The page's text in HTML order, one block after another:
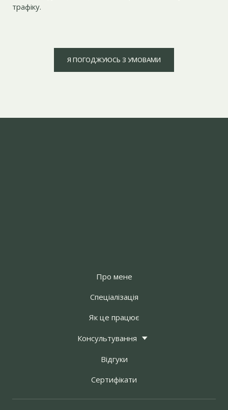
трафіку.
Я ПОГОДЖУЮСЬ З УМОВАМИ
Про мене
Спеціалізація
Як це працює
Консультування
Відгуки
Сертифікати